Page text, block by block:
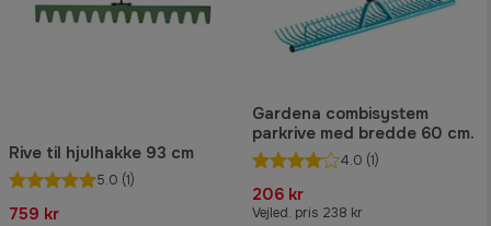
Rive til hjulhakke 93 cm
5.0 (1)
759 kr
Gardena combisystem
parkrive med bredde 60 cm.
4.0 (1)
206 kr
Vejled. pris 238 kr